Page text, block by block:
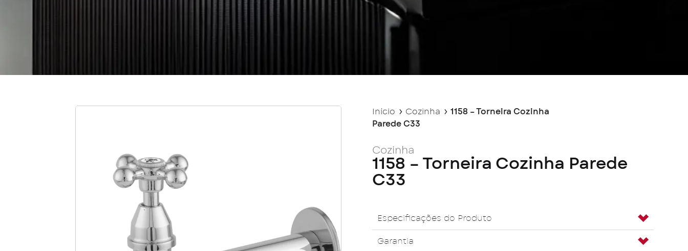
Início Cozinha
1158 – Torneira Cozinha
Parede C33
Cozinha
1158 – Torneira Cozinha Parede
C33
Especificações do Produto
Garantia